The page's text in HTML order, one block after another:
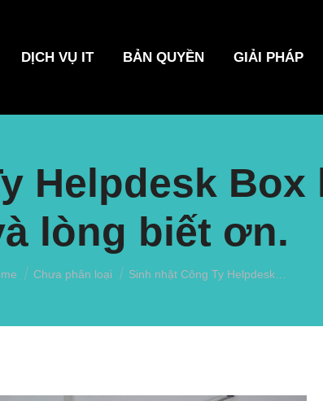
DỊCH VỤ IT BẢN QUYỀN GIẢI PHÁP
Helpdesk Box
lòng biết ơn.
are here:Chưa phân loại Sinh nhật Công Ty Helpdesk…